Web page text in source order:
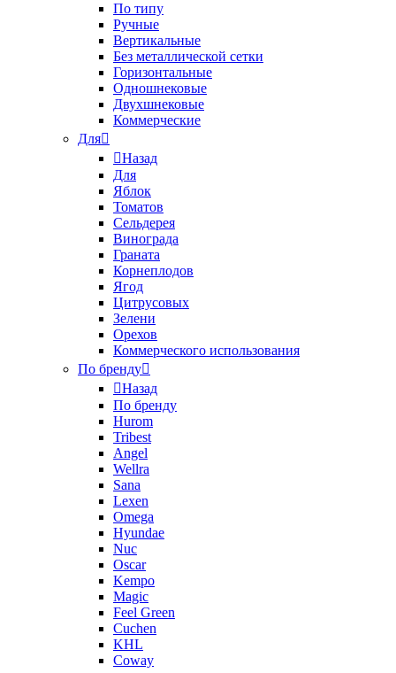
По типу
Ручные
Вертикальные
Без металлической сетки
Горизонтальные
Одношнековые
Двухшнековые
Коммерческие
Для
Назад
Для
Яблок
Томатов
Cельдерея
Винограда
Граната
Корнеплодов
Ягод
Цитрусовых
Зелени
Орехов
Коммерческого использования
По бренду
Назад
По бренду
Hurom
Tribest
Angel
Wellra
Sana
Lexen
Omega
Hyundae
Nuc
Oscar
Kempo
Magic
Feel Green
Cuchen
KHL
Coway